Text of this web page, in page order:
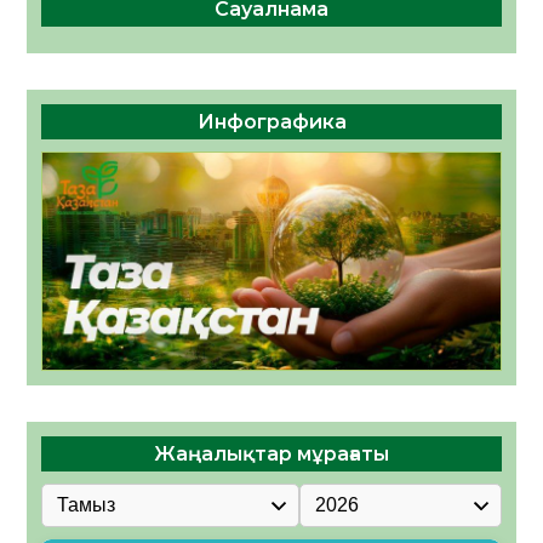
Сауалнама
Инфографика
Жаңалықтар мұрағаты